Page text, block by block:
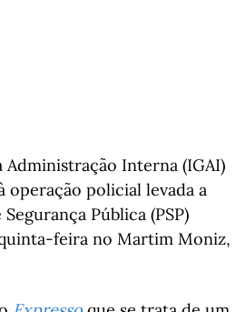
Administração Interna (IGAI)
operação policial levada a
Pública (PSP)
feira no Martim Moniz,